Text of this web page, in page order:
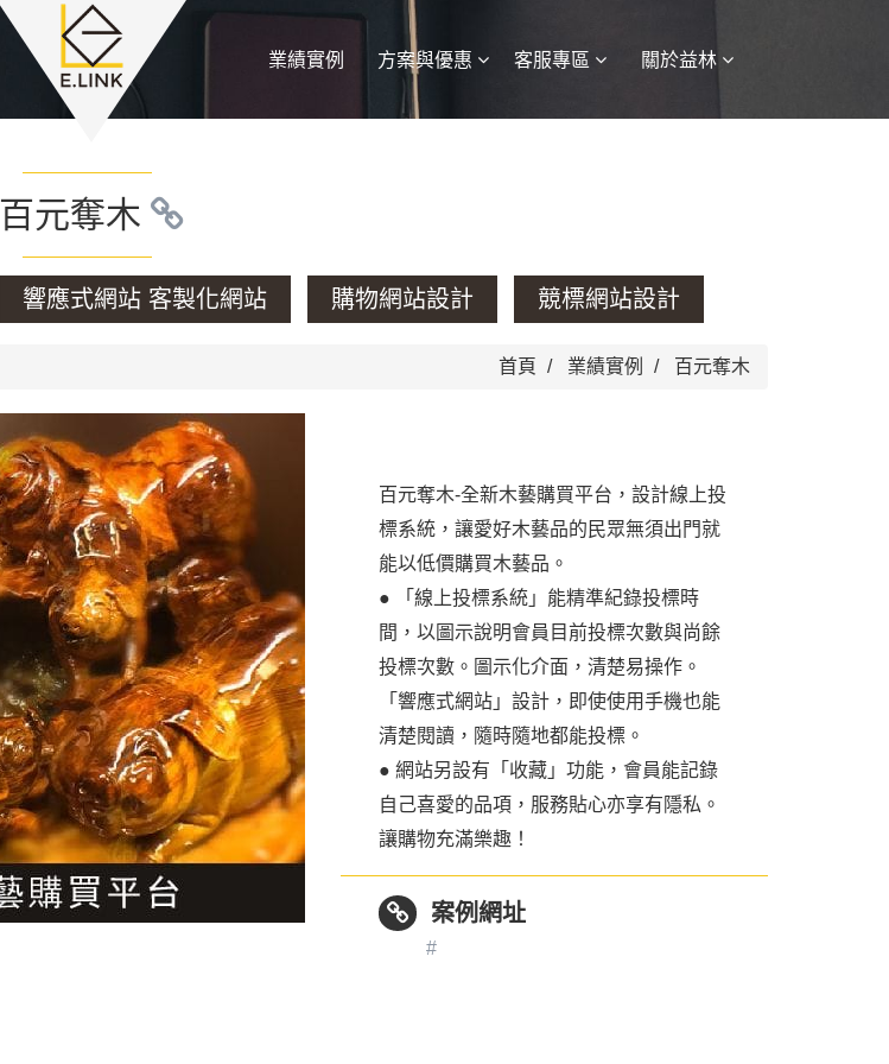
業績實例 方案與優惠 客服專區 關於益林
百元奪木
響應式網站 客製化網站 購物網站設計 競標網站設計
首頁 業績實例 百元奪木
百元奪木-全新木藝購買平台，設計線上投
標系統，讓愛好木藝品的民眾無須出門就
能以低價購買木藝品。
● 「線上投標系統」能精準紀錄投標時
間，以圖示說明會員目前投標次數與尚餘
投標次數。圖示化介面，清楚易操作。
「響應式網站」設計，即使使用手機也能
清楚閱讀，隨時隨地都能投標。
● 網站另設有「收藏」功能，會員能記錄
自己喜愛的品項，服務貼心亦享有隱私。
讓購物充滿樂趣！
案例網址
#